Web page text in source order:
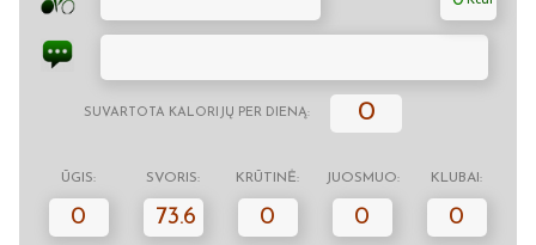
SUVARTOTA KALORIJŲ PER DIENĄ: 0
ŪGIS: SVORIS: KRŪTINĖ: JUOSMUO: KLUBAI:
0 73.6 0 0 0